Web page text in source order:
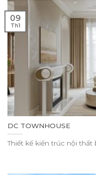
DC TOWNHOUSE
Thiết kế kiến trúc nội thất
09
Th1